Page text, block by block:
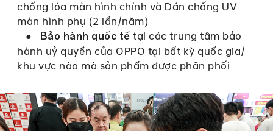
chống lóa màn hình chính và Dán chống UV
màn hình phụ (2 lần/năm)
●
Bảo hành quốc tế tại các trung tâm bảo
hành uỷ quyền của OPPO tại bất kỳ quốc gia/
khu vực nào mà sản phẩm được phân phối